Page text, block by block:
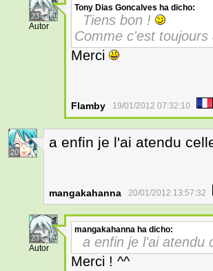
23
Autor
Tony Dias Goncalves ha dicho:
Tiens bon !
Comme c'est
Merci
Flamby 19/01/2012 07:32:10
20
a enfin je l'ai atendu
mangakahanna 20/01/2012 13:57:32
23
Autor
mangakahanna ha dicho:
a enfin je l'ai atendu
Merci ! ^^